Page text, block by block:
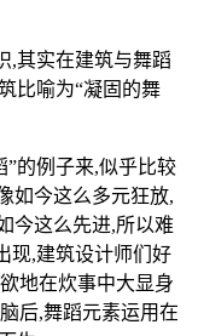
,其实在建筑与舞蹈
比喻为“凝固的舞
的例子来,似乎比较
如今这么多元狂放,
今这么先进,所以难
现,建筑设计师们好
地在炊事中大显身
后,舞蹈元素运用在